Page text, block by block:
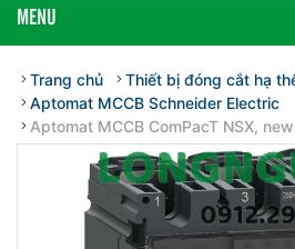
MENU
Trang chủ
Thiết bị đóng cắt hạ
Aptomat MCCB Schneider Electric
Aptomat MCCB ComPacT NSX,